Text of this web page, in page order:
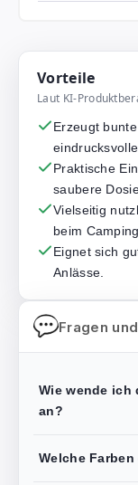
Vorteile
Laut KI-
Erzeugt
Praktische
saubere
Vielseitig
beim Camping.
Eignet sich
Anlässe.
Fragen
Wie wende ich
an?
Welche